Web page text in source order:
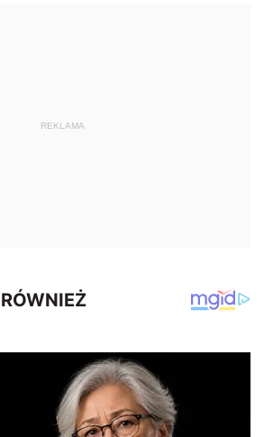
REKLAMA